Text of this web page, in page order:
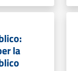
la